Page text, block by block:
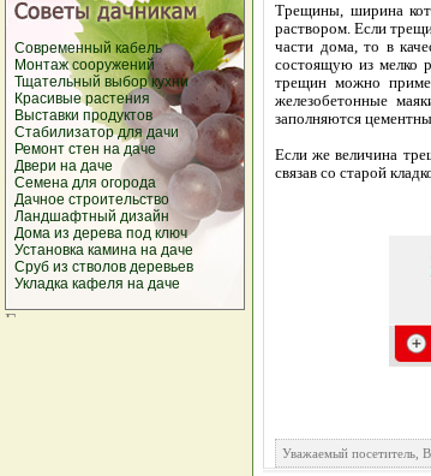
Современный кабель
Монтажсооружений
Тщательный выборкухни
Красивыерастения
Выставки продуктов
Стабилизатордля дачи
Ремонт стен на даче
Двери на даче
Семена для огорода
Дачное строительство
Ландшафтный дизайн
Дома из дерева под ключ
Установка камина на даче
Сруб из стволов деревьев
Укладка кафеля на даче
Трещины, ширина
раствором. Если
части дома, то в
состоящую из мелко
трещин можно
железобетонные
заполняются
Если же величина
связав со старой
Уважаемый посетитель,